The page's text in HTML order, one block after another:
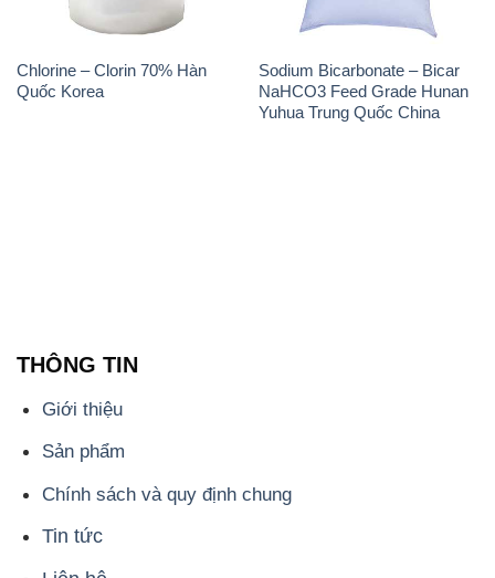
Chlorine – Clorin 70% Hàn
Quốc Korea
Sodium Bicarbonate – Bicar
NaHCO3 Feed Grade Hunan
Yuhua Trung Quốc China
THÔNG TIN
Giới thiệu
Sản phẩm
Chính sách và quy định chung
Tin tức